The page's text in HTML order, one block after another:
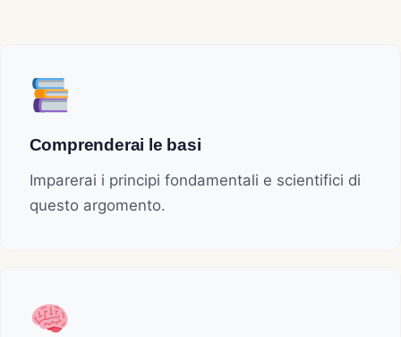
Comprenderai le basi
Imparerai i principi fondamentali e scientifici di
questo argomento.